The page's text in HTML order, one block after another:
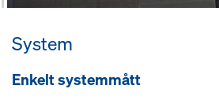
System
Enkelt systemmått